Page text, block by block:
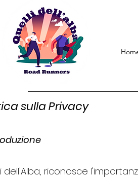
sulla
dell'Alba, riconosce